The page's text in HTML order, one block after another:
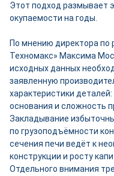
Этот подход размывает
окупаемости на годы.
По мнению директора
Техномакс» Максима
исходных данных
заявленную
характеристики
основания и сложность
Закладывание
по грузоподъёмности
сечения печи ведёт к
конструкции и росту
Отдельного внимания